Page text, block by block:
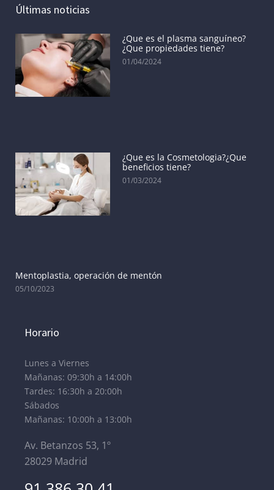
Últimas noticias
¿Que es el plasma sanguíneo?
¿Que propiedades tiene?
01/04/2024
¿Que es la Cosmetologia?¿Que
beneficios tiene?
01/03/2024
Mentoplastia, operación de mentón
05/10/2023
Horario
Lunes a Viernes
Mañanas: 09:30h a 14:00h
Tardes: 16:30h a 20:00h
Sábados
Mañanas: 10:00h a 13:00h
Av. Betanzos 53, 1º
28029 Madrid